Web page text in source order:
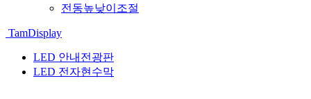
전동높낮이조절
TamDisplay
LED 안내전광판
LED 전자현수막